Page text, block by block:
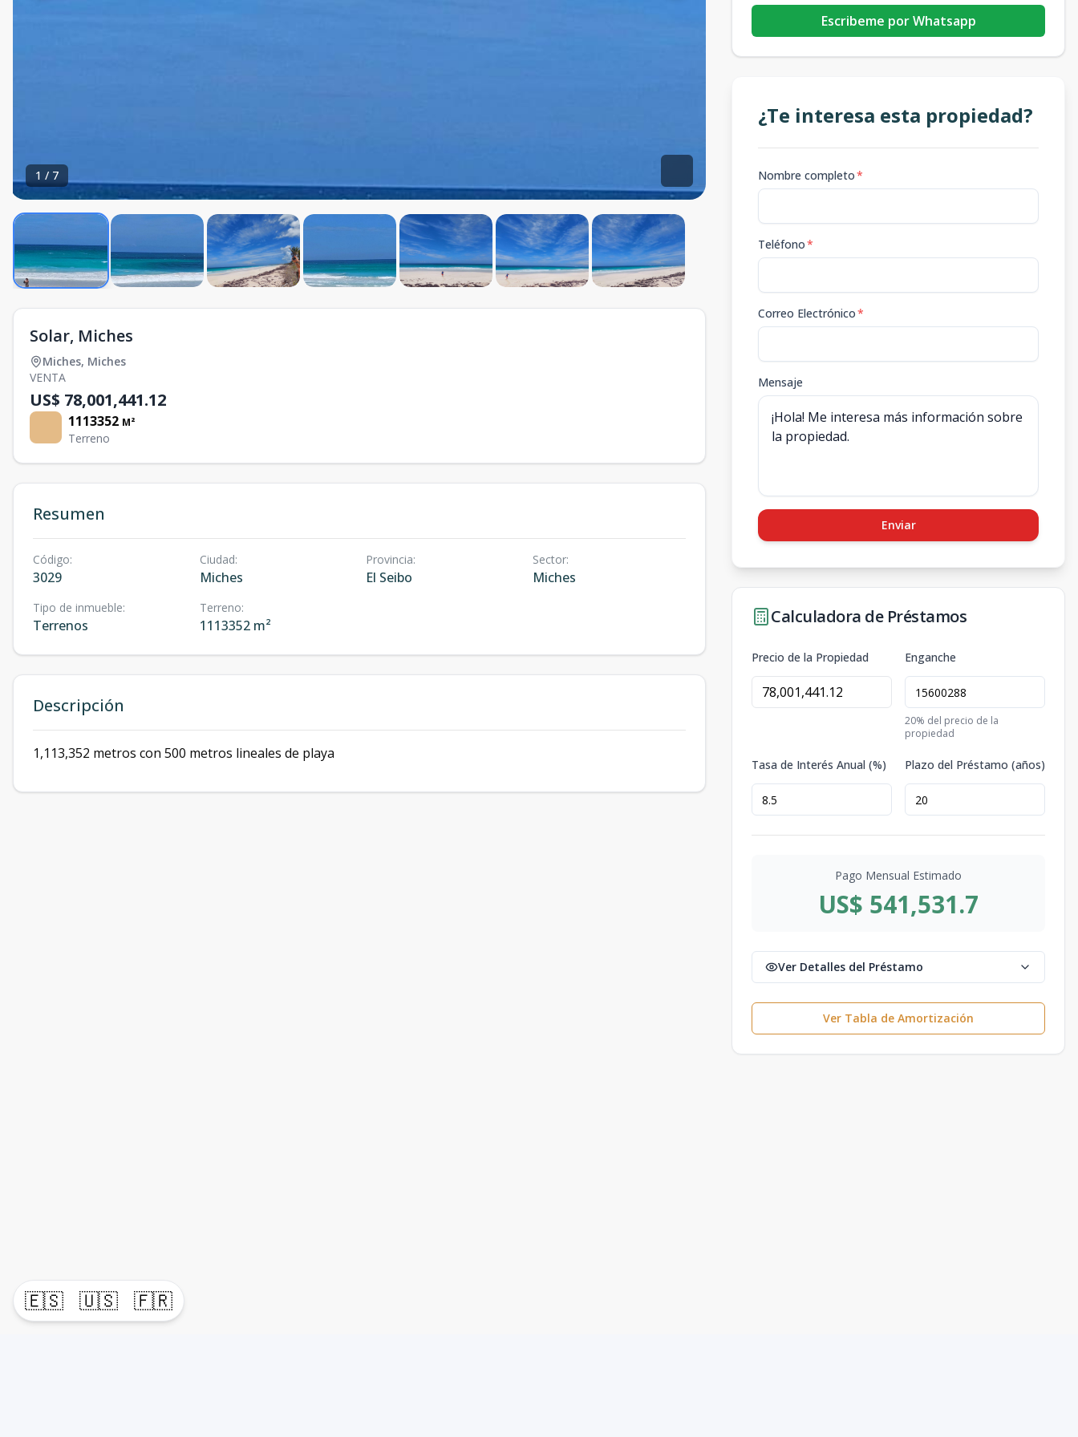
🇪🇸 🇺🇸 🇫🇷
1 / 7
Solar, Miches
Miches, Miches
VENTA
US$ 78,001,441.12
1113352 M²
Terreno
Resumen
Código:
3029
Ciudad:
Miches
Provincia:
El Seibo
Sector:
Miches
Tipo de inmueble:
Terrenos
Terreno:
1113352 m²
Descripción
1,113,352 metros con 500 metros lineales de playa
Escribeme por Whatsapp
¿Te interesa esta propiedad?
Nombre completo*
Teléfono*
Correo Electrónico*
Mensaje
Enviar
Calculadora de Préstamos
Precio de la Propiedad Enganche
20% del precio de la
propiedad
Tasa de Interés Anual (%) Plazo del Préstamo (años)
Pago Mensual Estimado
US$ 541,531.7
Ver Detalles del Préstamo
Ver Tabla de Amortización